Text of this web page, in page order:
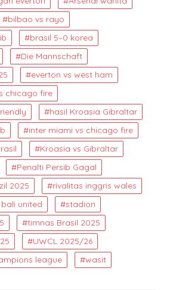
bilbao vs rayo
brasil 5–0 korea
Die Mannschaft
everton vs west ham
chicago fire
hasil Kroasia Gibraltar
inter miami vs chicago fire
Kroasia vs Gibraltar
Penalti Persib Gagal
2025
rivalitas inggris wales
united
stadion
timnas Brasil 2025
UWCL 2025/26
league
wasit